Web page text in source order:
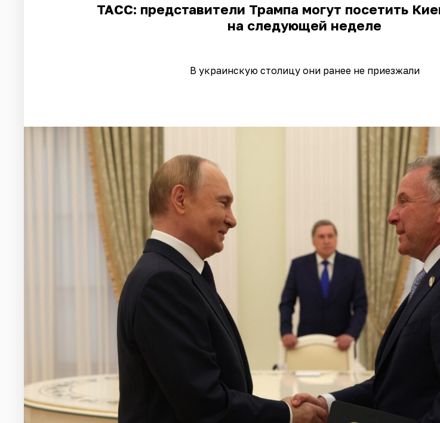
ТАСС: представители Трампа могут посетить
на следующей неделе
В украинскую столицу они ранее не приезжали